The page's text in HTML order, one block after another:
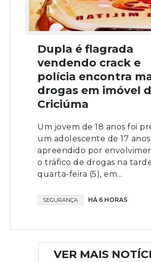
Dupla é flagrada
vendendo crack e
polícia encontra
drogas em imóvel
Criciúma
Um jovem de 18 anos foi
um adolescente de 17 anos
apreendido por
o tráfico de drogas na
quarta-feira (5), em...
SEGURANÇA HÁ 6 HORAS
VER MAIS